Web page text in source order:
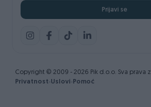
Prijavi se
Copyright © 2009 - 2026 Pik d.o.o. Sva prava
Privatnost Uslovi Pomoć